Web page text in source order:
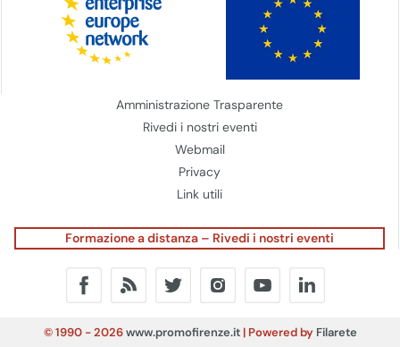
Amministrazione Trasparente
Rivedi i nostri eventi
Webmail
Privacy
Link utili
Formazione a distanza – Rivedi i nostri eventi
© 1990 - 2026www.promofirenze.it| Powered by Filarete